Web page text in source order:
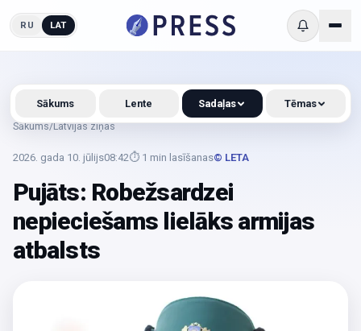
RU LAT
Sākums/Latvijas ziņas
2026. gada 10. jūlijs08:42⏱ 1 min lasīšanas© LETA
Pujāts: Robežsardzei
nepieciešams lielāks armijas
atbalsts
Sākums Lente Sadaļas Tēmas